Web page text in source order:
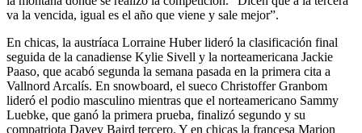
va la vencida, igual es el año que viene y sale mejor”.
En chicas, la austríaca Lorraine Huber lideró la clasificación final
seguida de la canadiense Kylie Sivell y la norteamericana Jackie
Paaso, que acabó segunda la semana pasada en la primera cita a
Vallnord Arcalís. En snowboard, el sueco Christoffer Granbom
lideró el podio masculino mientras que el norteamericano Sammy
Luebke, que ganó la primera prueba, finalizó segundo y su
compatriota Davey Baird tercero. Y en chicas la francesa Marion